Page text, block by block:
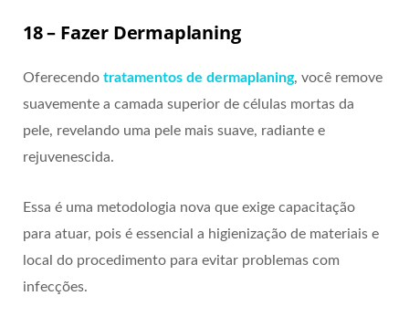
18 – Fazer Dermaplaning
Oferecendo tratamentos de dermaplaning, você remove
suavemente a camada superior de células mortas da
pele, revelando uma pele mais suave, radiante e
rejuvenescida.
Essa é uma metodologia nova que exige capacitação
para atuar, pois é essencial a higienização de materiais e
local do procedimento para evitar problemas com
infecções.